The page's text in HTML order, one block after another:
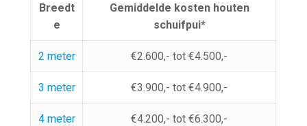
Breedt
e
Gemiddelde kosten houten
schuifpui*
2 meter €2.600,- tot €4.500,-
3 meter €3.900,- tot €4.900,-
4 meter €4.200,- tot €6.300,-